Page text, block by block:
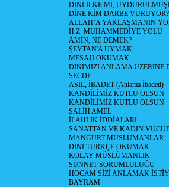
DİNİ İLKE Mİ,
DİNE KİM DARBE VURUYOR?
ALLAH’A YAKLAŞMANIN
H.Z. MUHAMMEDİYE YOLU
ÂMİN, NE DEMEK?
ŞEYTAN'A UYMAK
MESAJI OKUMAK
DİNİMİZİ ANLAMA ÜZERİNE
SECDE
ASIL, İBADET (Anlama İbadeti)
KANDİLİMİZ KUTLU OLSUN
KANDİLİMİZ KUTLU OLSUN
SALİH AMEL
İLAHLIK İDDİALARI
SANATTAN VE KADIN
MANGURT MÜSLÜMANLAR
DİNİ TÜRKÇE OKUMAK
KOLAY MÜSLÜMANLIK
SÜNNET SORUMLULUĞU
HOCAM SİZİ ANLAMAK
BAYRAM